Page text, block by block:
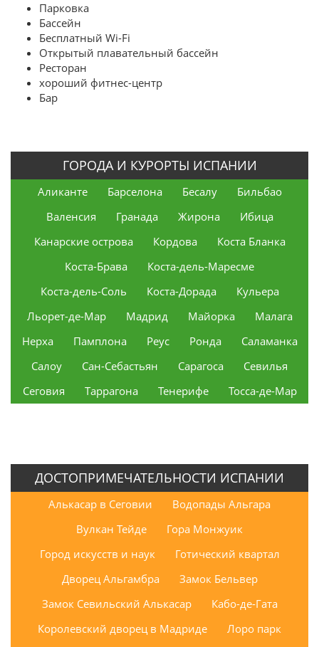
Парковка
Бассейн
Бесплатный Wi-Fi
Открытый плавательный бассейн
Ресторан
хороший фитнес-центр
Бар
ГОРОДА И КУРОРТЫ ИСПАНИИ
Аликанте Барселона Бесалу
Бильбао
Валенсия
Гранада Жирона
Ибица
Канарские острова
Кордова
Коста Бланка
Коста-Брава
Коста-дель-Маресме
Коста-дель-Соль
Коста-Дорада
Кульера
Льорет-де-Мар
Мадрид Майорка
Малага
Нерха
Памплона Реус Ронда
Саламанка
Салоу
Сан-Себастьян Сарагоса
Севилья
Сеговия
Таррагона Тенерифе Тосса-де-Мар
ДОСТОПРИМЕЧАТЕЛЬНОСТИ ИСПАНИИ
Алькасар в Сеговии
Водопады Альгара
Вулкан Тейде
Гора Монжуик
Город искусств и наук
Готический квартал
Дворец Альгамбра
Замок Бельвер
Замок Севильский Алькасар
Кабо-де-Гата
Королевский дворец в Мадриде
Лоро парк